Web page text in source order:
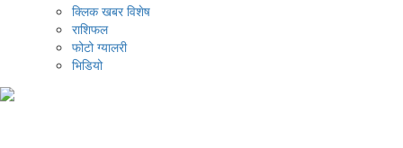
क्लिक खबर विशेष
राशिफल
फोटो ग्यालरी
भिडियो